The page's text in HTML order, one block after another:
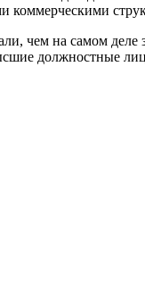
коммерческими
чем на самом деле
должностные